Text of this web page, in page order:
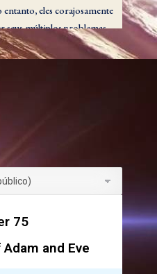
eles corajosamente
seus múltiplos problemas.
importantíssimo trabalho
dentre as
que parecia insolúvel.
normais o primeiro
das raças. Mas em Urântia
pois as raças,
75
and Eve